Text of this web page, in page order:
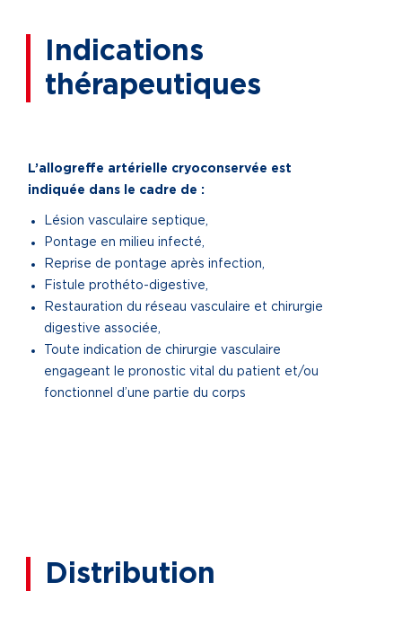
Indications
thérapeutiques
L’allogreffe artérielle cryoconservée est
indiquée dans le cadre de :
Lésion vasculaire septique,
Pontage en milieu infecté,
Reprise de pontage après infection,
Fistule prothéto-digestive,
Restauration du réseau vasculaire et chirurgie
digestive associée,
Toute indication de chirurgie vasculaire
engageant le pronostic vital du patient et/ou
fonctionnel d’une partie du corps
Distribution